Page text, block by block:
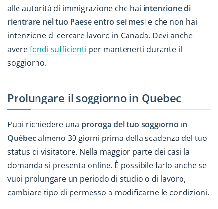
alle autorità di immigrazione che hai intenzione di
rientrare nel tuo Paese entro sei mesi e che non hai
intenzione di cercare lavoro in Canada. Devi anche
averefondi sufficienti per mantenerti durante il
soggiorno.
Prolungare il soggiorno in Quebec
Puoi richiedere una proroga del tuo soggiorno in
Québecalmeno 30 giorni prima della scadenza del tuo
status di visitatore. Nella maggior parte dei casi la
domanda si presenta online. È possibile farlo anche se
vuoi prolungare un periodo di studio o di lavoro,
cambiare tipo di permesso o modificarne le condizioni.